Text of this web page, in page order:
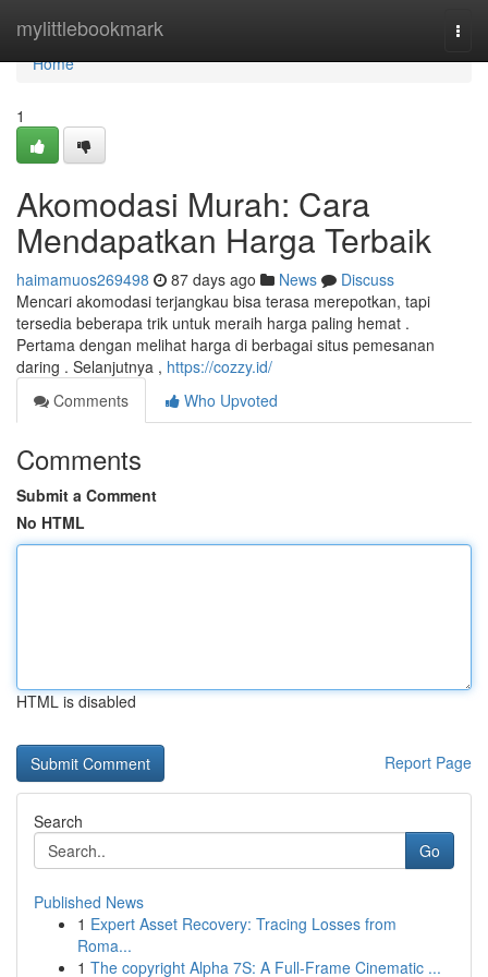
mylittlebookmark
Home
Home
1
Akomodasi Murah: Cara
Mendapatkan Harga Terbaik
haimamuos269498 87 days ago News
Discuss
Mencari akomodasi terjangkau bisa terasa merepotkan, tapi
tersedia beberapa trik untuk meraih harga paling hemat .
Pertama dengan melihat harga di berbagai situs pemesanan
daring . Selanjutnya , https://cozzy.id/
Comments
Who Upvoted
Comments
Submit a Comment
No HTML
HTML is disabled
Report Page
Search
Go
Published News
1 Expert Asset Recovery: Tracing Losses from
Roma...
1 The copyright Alpha 7S: A Full-Frame Cinematic ...